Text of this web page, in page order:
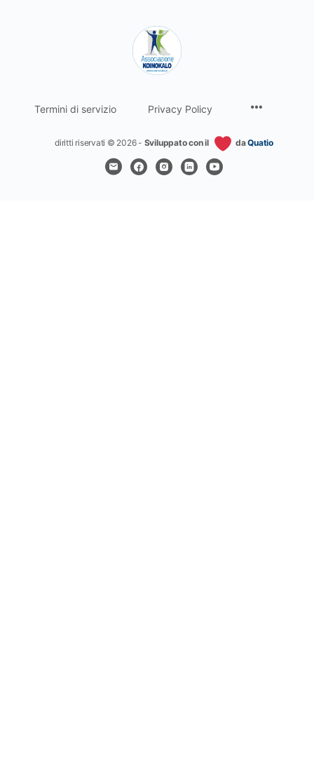
Termini di servizio Privacy Policy
diritti riservati © 2026 - Sviluppato con il daQuatio